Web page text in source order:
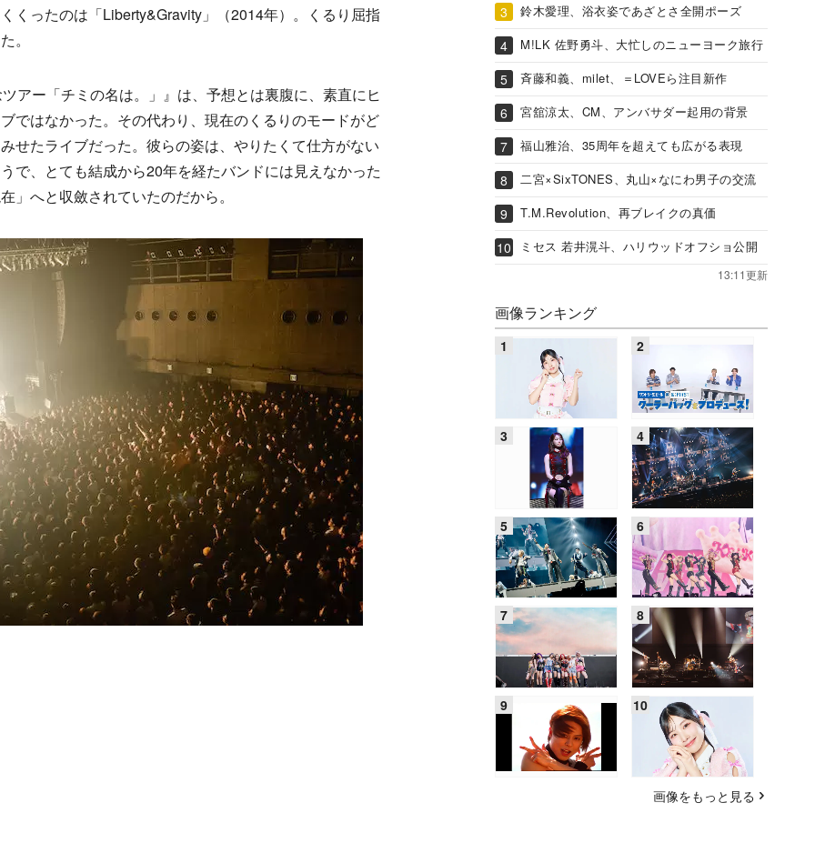
くったのは「Liberty&Gravity」（2014年）。くるり屈指
。
ー「チミの名は。」』は、予想とは裏腹に、素直にヒ
ではなかった。その代わり、現在のくるりのモードがど
せたライブだった。彼らの姿は、やりたくて仕方がない
で、とても結成から20年を経たバンドには見えなかった
」へと収斂されていたのだから。
鈴木愛理、浴衣姿であざとさ全開ポーズ
M!LK 佐野勇斗、大忙しのニューヨーク旅行
斉藤和義、milet、＝LOVEら注目新作
宮舘涼太、CM、アンバサダー起用の背景
福山雅治、35周年を超えても広がる表現
二宮×SixTONES、丸山×なにわ男子の交流
T.M.Revolution、再ブレイクの真価
ミセス 若井滉斗、ハリウッドオフショ公開
13:11更新
画像ランキング
画像をもっと見る